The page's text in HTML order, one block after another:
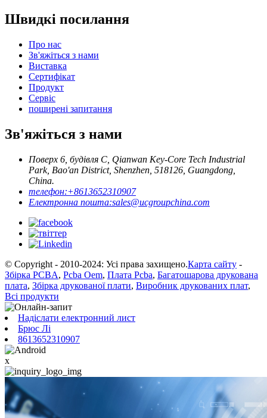
Швидкі посилання
Про нас
Зв'яжіться з нами
Виставка
Сертифікат
Продукт
Сервіс
поширені запитання
Зв'яжіться з нами
Поверх 6, будівля C, Qianwan Key-Core Tech Industrial
Park, Bao'an District, Shenzhen, 518126, Guangdong,
China.
телефон:+8613652310907
Електронна пошта:sales@ucgroupchina.com
© Copyright - 2010-2024: Усі права захищено.Карта сайту -
Збірка PCBA, Pcba Oem, Плата Pcba, Багатошарова друкована
плата, Збірка друкованої плати, Виробник друкованих плат,
Всі продукти
Надіслати електронний лист
Брюс Лі
8613652310907
x